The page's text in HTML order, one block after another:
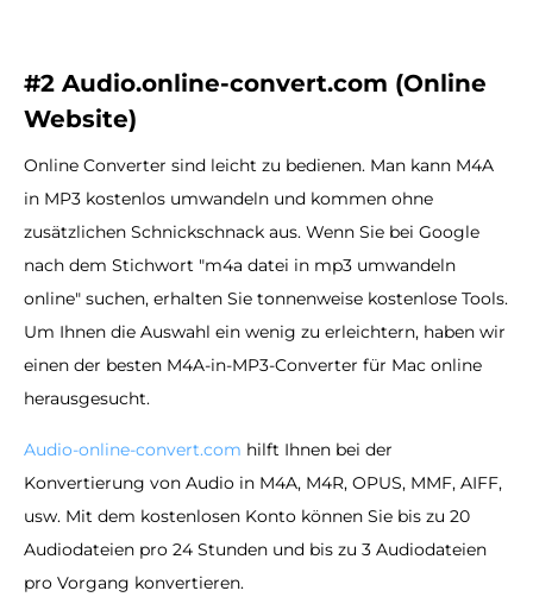
#2 Audio.online-convert.com (Online
Website)
Online Converter sind leicht zu bedienen. Man kann M4A
in MP3 kostenlos umwandeln und kommen ohne
zusätzlichen Schnickschnack aus. Wenn Sie bei Google
nach dem Stichwort "m4a datei in mp3 umwandeln
online" suchen, erhalten Sie tonnenweise kostenlose Tools.
Um Ihnen die Auswahl ein wenig zu erleichtern, haben wir
einen der besten M4A-in-MP3-Converter für Mac online
herausgesucht.
Audio-online-convert.com hilft Ihnen bei der
Konvertierung von Audio in M4A, M4R, OPUS, MMF, AIFF,
usw. Mit dem kostenlosen Konto können Sie bis zu 20
Audiodateien pro 24 Stunden und bis zu 3 Audiodateien
pro Vorgang konvertieren.